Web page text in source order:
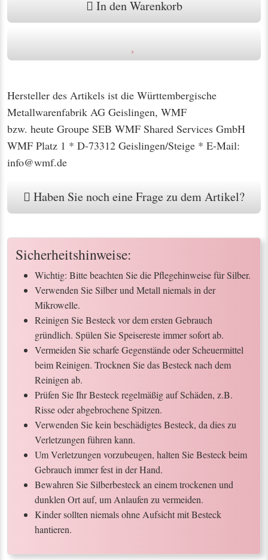
In den Warenkorb
Hersteller des Artikels ist die Württembergische
Metallwarenfabrik AG Geislingen, WMF
bzw. heute Groupe SEB WMF Shared Services GmbH
WMF Platz 1 * D-73312 Geislingen/Steige * E-Mail:
info@wmf.de
Haben Sie noch eine Frage zu dem Artikel?
Sicherheitshinweise:
Wichtig: Bitte beachten Sie die Pflegehinweise für Silber.
Verwenden Sie Silber und Metall niemals in der
Mikrowelle.
Reinigen Sie Besteck vor dem ersten Gebrauch
gründlich. Spülen Sie Speisereste immer sofort ab.
Vermeiden Sie scharfe Gegenstände oder Scheuermittel
beim Reinigen. Trocknen Sie das Besteck nach dem
Reinigen ab.
Prüfen Sie Ihr Besteck regelmäßig auf Schäden, z.B.
Risse oder abgebrochene Spitzen.
Verwenden Sie kein beschädigtes Besteck, da dies zu
Verletzungen führen kann.
Um Verletzungen vorzubeugen, halten Sie Besteck beim
Gebrauch immer fest in der Hand.
Bewahren Sie Silberbesteck an einem trockenen und
dunklen Ort auf, um Anlaufen zu vermeiden.
Kinder sollten niemals ohne Aufsicht mit Besteck
hantieren.